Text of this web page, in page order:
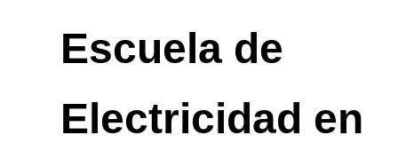
Escuela de
Electricidad en